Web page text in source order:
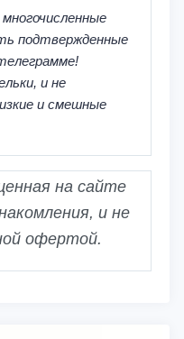
подтвержденные
и не
и смешные
на сайте
и не
офертой.